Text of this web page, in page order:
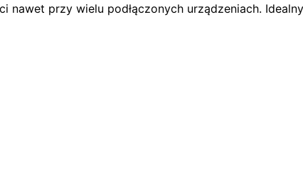
nawet przy wielu podłączonych urządzeniach.